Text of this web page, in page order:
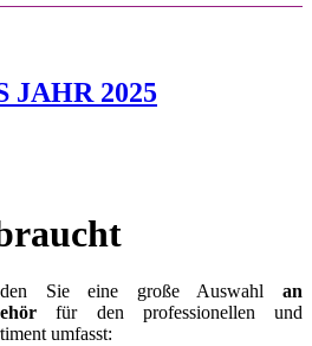
JAHR 2025
Sie eine große Auswahl an
für den professionellen und
umfasst: